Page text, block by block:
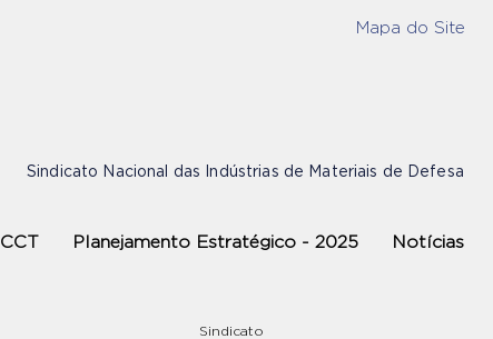
Mapa do Site
Sindicato Nacional das Indústrias de Materiais de Defesa
CCT Planejamento Estratégico - 2025 Notícias
Sindicato